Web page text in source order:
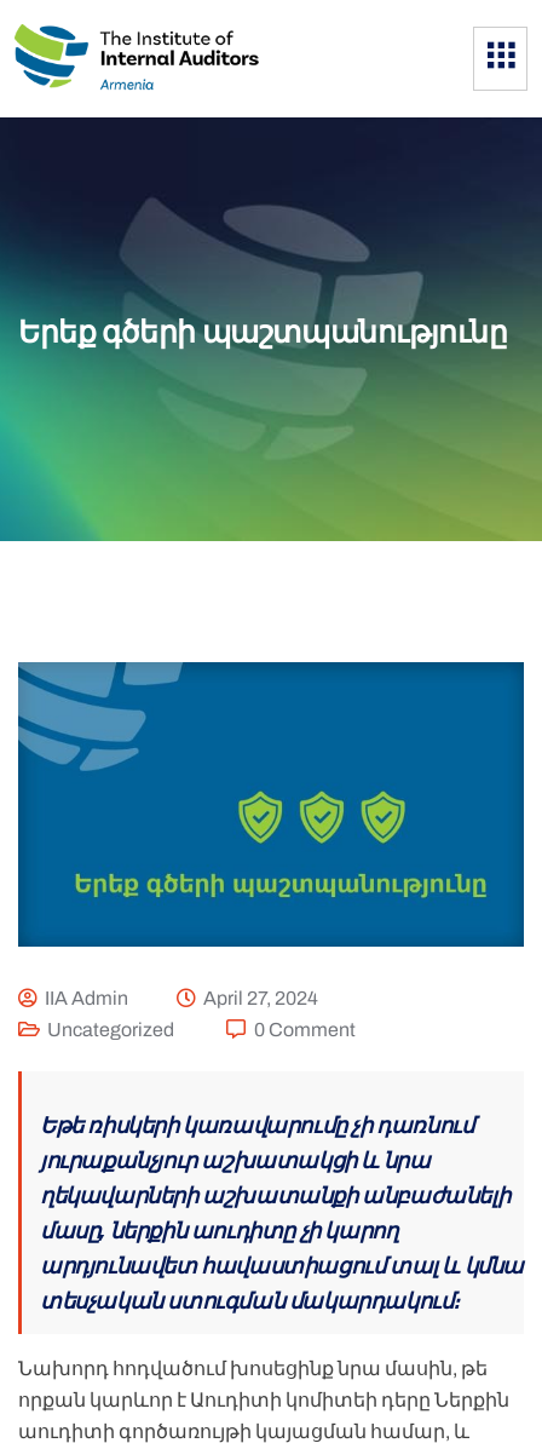
Երեք գծերի պաշտպանությունը
IIA Admin
April 27, 2024
Uncategorized
0 Comment
Եթե ռիսկերի կառավարումը չի դառնում
յուրաքանչյուր աշխատակցի և նրա
ղեկավարների աշխատանքի անբաժանելի
մասը, ներքին աուդիտը չի կարող
արդյունավետ հավաստիացում տալ և կմնա
տեսչական ստուգման մակարդակում։
Նախորդ հոդվածում խոսեցինք նրա մասին, թե
որքան կարևոր է Աուդիտի կոմիտեի դերը Ներքին
աուդիտի գործառույթի կայացման համար, և